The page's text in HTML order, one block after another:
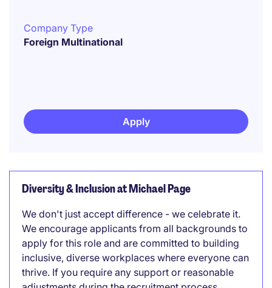
Company Type
Foreign Multinational
Apply
Diversity & Inclusion at Michael Page
We don't just accept difference - we celebrate it.
We encourage applicants from all backgrounds to
apply for this role and are committed to building
inclusive, diverse workplaces where everyone can
thrive. If you require any support or reasonable